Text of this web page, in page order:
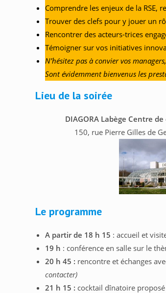
Comprendre les enjeux de la RSE,
Trouver des clefs pour y jouer un
Rencontrer des acteurs-trices
Témoigner sur vos initiatives
N’hésitez pas à convier vos
Sont évidemment bienvenus les
Lieu de la soirée
DIAGORA Labège Centre de
150, rue Pierre Gilles de
Le programme
A partir de 18 h 15 : accueil et
19 h : conférence en salle sur le
20 h 45 : rencontre et échanges
contacter)
21 h 15 : cocktail dînatoire